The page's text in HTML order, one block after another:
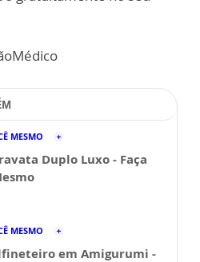
MESMO
Duplo Luxo - Faça
MESMO
em Amigurumi -